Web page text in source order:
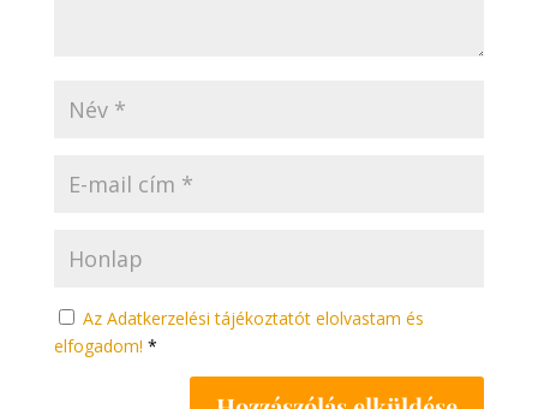
Az Adatkerzelési tájékoztatót elolvastam és
elfogadom! *